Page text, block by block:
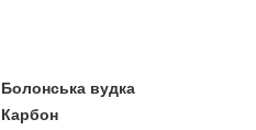
Болонська вудка
Карбон